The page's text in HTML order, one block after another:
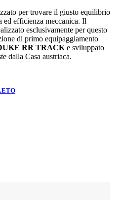
per trovare il giusto equilibrio
ed efficienza meccanica. Il
esclusivamente per questo
di primo equipaggiamento
RR TRACK e sviluppato
dalla Casa austriaca.